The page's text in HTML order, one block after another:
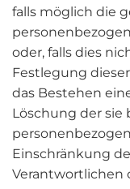
falls möglich die
oder, falls dies
Festlegung
das Bestehen
Löschung der sie
Einschränkung
Verantwortlichen